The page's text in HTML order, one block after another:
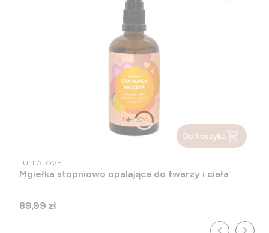
Do koszyka
PRODUCENT
LULLALOVE
Mgiełka stopniowo opalająca do twarzy i ciała
Cena
89,99 zł